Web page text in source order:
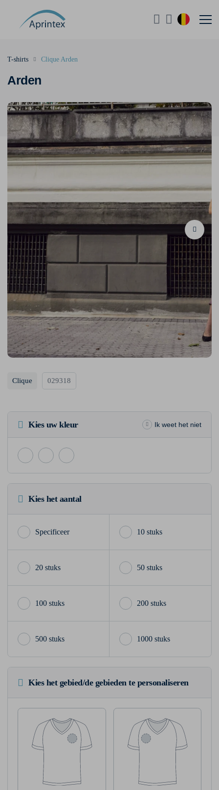
Arden
T-shirts Clique Arden
Clique 029318
Kies uw kleur Ik weet het niet
Kies het aantal
10 stuks
20 stuks 50 stuks
100 stuks 200 stuks
500 stuks 1000 stuks
Kies het gebied/de gebieden te personaliseren